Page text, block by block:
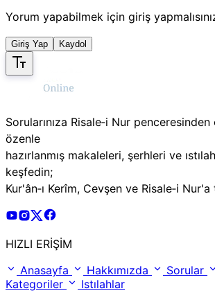
Yorum yapabilmek için giriş
Giriş Yap Kaydol
Sorularınıza Risale‑i Nur
özenle
hazırlanmış makaleleri, şerhleri ve
keşfedin;
Kur'ân‑ı Kerîm, Cevşen ve Risale‑i Nur'a
Risale Online Youtube Hesabı
Risale Online Instagram Hesabı
Risale Online X Hesabı
HIZLI ERİŞİM
Anasayfa
Hakkımızda Sorular
Kategoriler
Istılahlar